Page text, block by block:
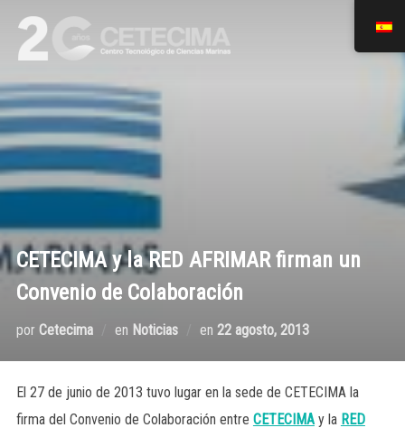
CETECIMA y la RED AFRIMAR firman un
Convenio de Colaboración
por Cetecima en Noticias en 22 agosto, 2013
El 27 de junio de 2013 tuvo lugar en la sede de CETECIMA la
firma del Convenio de Colaboración entre CETECIMAy la RED